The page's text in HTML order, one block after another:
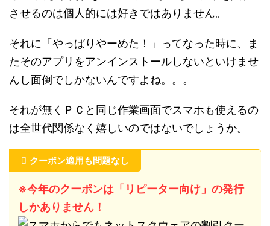
させるのは個人的には好きではありません。
それに「やっぱりやーめた！」ってなった時に、ま
たそのアプリをアンインストールしないといけませ
んし面倒でしかないんですよね。。。
それが無くＰＣと同じ作業画面でスマホも使えるの
は全世代関係なく嬉しいのではないでしょうか。
クーポン適用も問題なし
※今年のクーポンは「リピーター向け」の発行
しかありません！